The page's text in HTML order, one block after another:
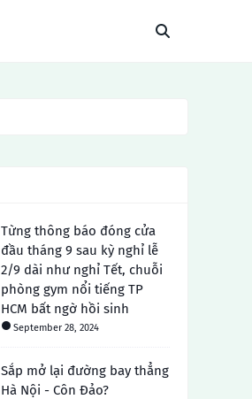
Từng thông báo đóng cửa
đầu tháng 9 sau kỳ nghỉ lễ
2/9 dài như nghỉ Tết, chuỗi
phòng gym nổi tiếng TP
HCM bất ngờ hồi sinh
September 28, 2024
Sắp mở lại đường bay thẳng
Hà Nội - Côn Đảo?